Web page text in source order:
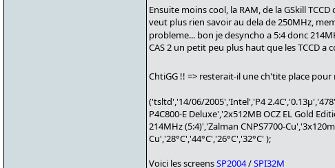
Ensuite moins cool, la RAM, de la GSkill
veut plus rien savoir au dela de 250MHz,
probleme... bon je desyncho a 5:4 donc
CAS 2 un petit peu plus haut que les TCCD a
ChtiGG !! => resterait-il une ch'tite place pour
('tsltd','14/06/2005','Intel','P4
P4C800-E Deluxe','2x512MB OCZ EL Gold
214MHz (5:4)','Zalman CNPS7700-
Cu','28°C','44°C','26°C','32°C' );
Voici les screensSP2004/SPI32M